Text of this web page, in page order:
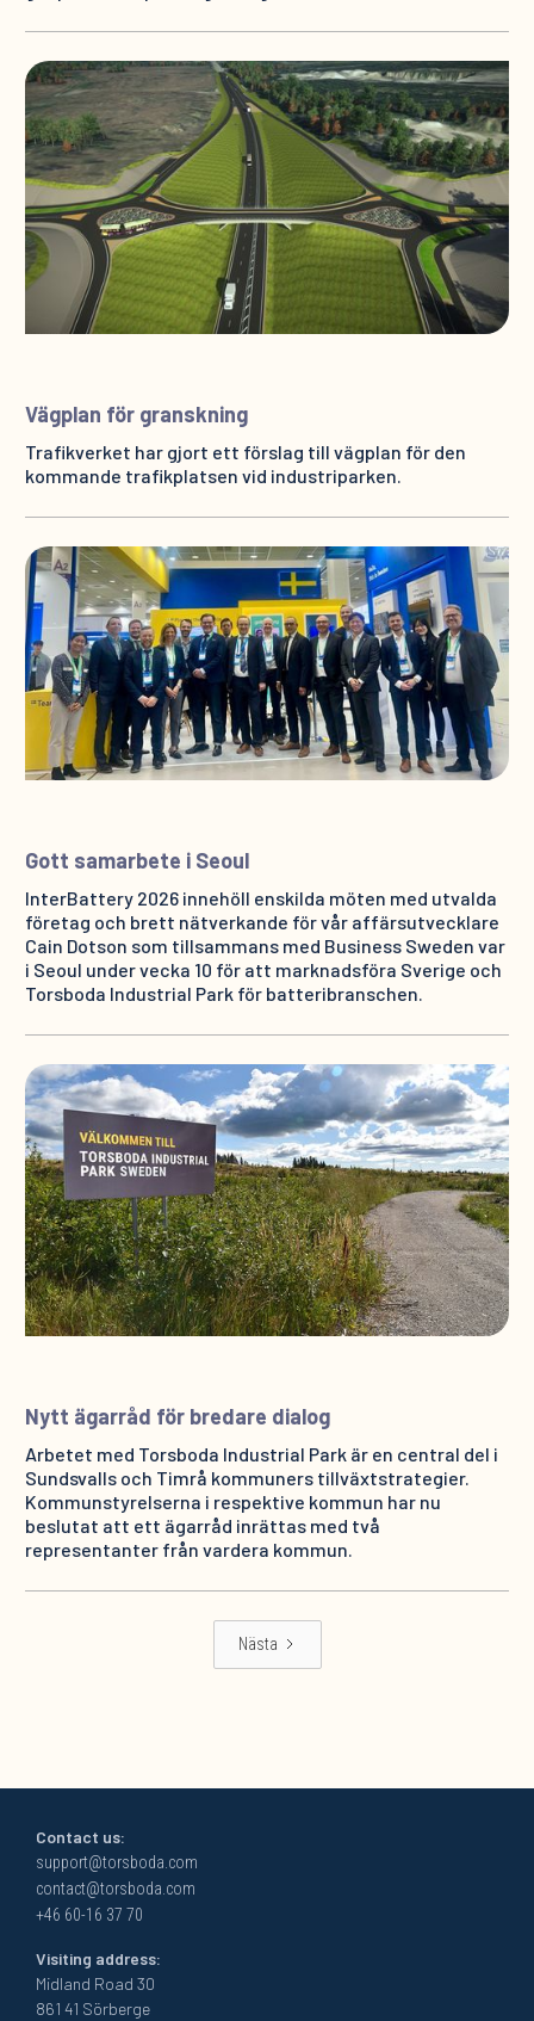
Vägplan för granskning
Trafikverket har gjort ett förslag till vägplan för den
kommande trafikplatsen vid industriparken.
Gott samarbete i Seoul
InterBattery 2026 innehöll enskilda möten med utvalda
företag och brett nätverkande för vår affärsutvecklare
Cain Dotson som tillsammans med Business Sweden var
i Seoul under vecka 10 för att marknadsföra Sverige och
Torsboda Industrial Park för batteribranschen.
Nytt ägarråd för bredare dialog
Arbetet med Torsboda Industrial Park är en central del i
Sundsvalls och Timrå kommuners tillväxtstrategier.
Kommunstyrelserna i respektive kommun har nu
beslutat att ett ägarråd inrättas med två
representanter från vardera kommun.
Nästa
Contact us:
support@torsboda.com
contact@torsboda.com
+46 60-16 37 70
Visiting address:
Midland Road 30
861 41 Sörberge